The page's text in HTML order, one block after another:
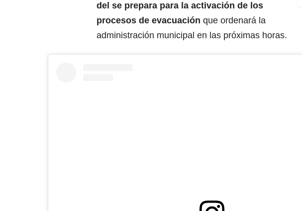
del se prepara para la activación de los
procesos de evacuación que ordenará la
administración municipal en las próximas horas.